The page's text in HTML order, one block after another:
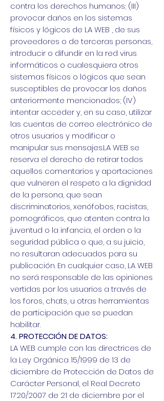
contra los derechos humanos; (III)
provocar daños en los sistemas
físicos y lógicos de LA WEB , de sus
proveedores o de terceras personas,
introducir o difundir en la red virus
informáticos o cualesquiera otros
sistemas físicos o lógicos que sean
susceptibles de provocar los daños
anteriormente mencionados; (IV)
intentar acceder y, en su caso, utilizar
las cuentas de correo electrónico de
otros usuarios y modificar o
manipular sus mensajes.LA WEB se
reserva el derecho de retirar todos
aquellos comentarios y aportaciones
que vulneren el respeto a la dignidad
de la persona, que sean
discriminatorios, xenófobos, racistas,
pornográficos, que atenten contra la
juventud o la infancia, el orden o la
seguridad pública o que, a su juicio,
no resultaran adecuados para su
publicación. En cualquier caso, LA WEB
no será responsable de las opiniones
vertidas por los usuarios a través de
los foros, chats, u otras herramientas
de participación que se puedan
habilitar.
4. PROTECCIÓN DE DATOS:
LA WEB cumple con las directrices de
la Ley Orgánica 15/1999 de 13 de
diciembre de Protección de Datos de
Carácter Personal, el Real Decreto
1720/2007 de 21 de diciembre por el